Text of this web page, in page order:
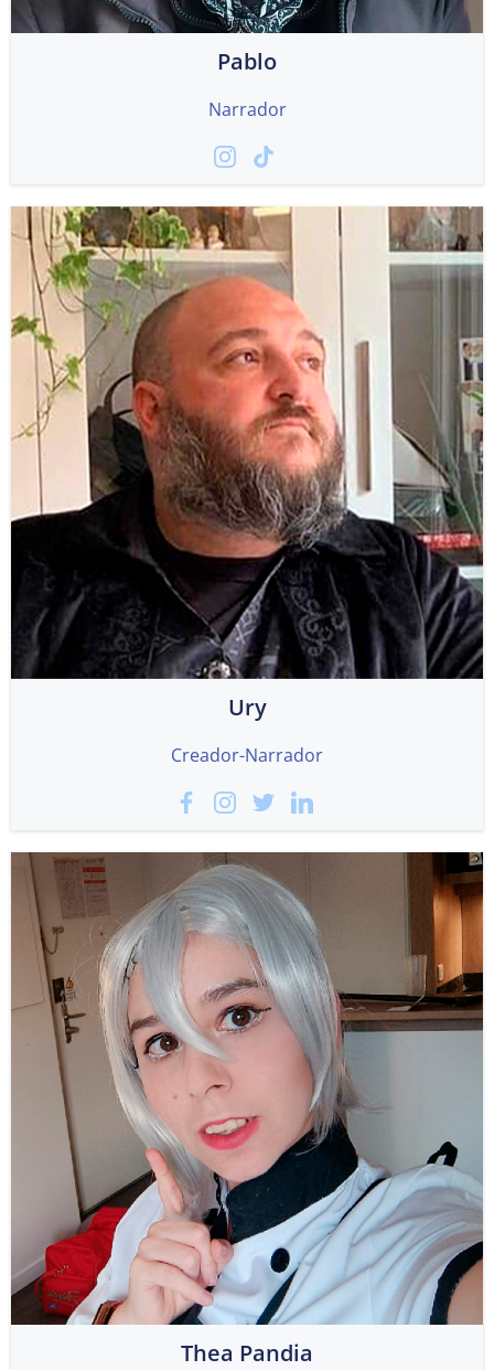
Pablo
Narrador
Ury
Creador-Narrador
Thea Pandia